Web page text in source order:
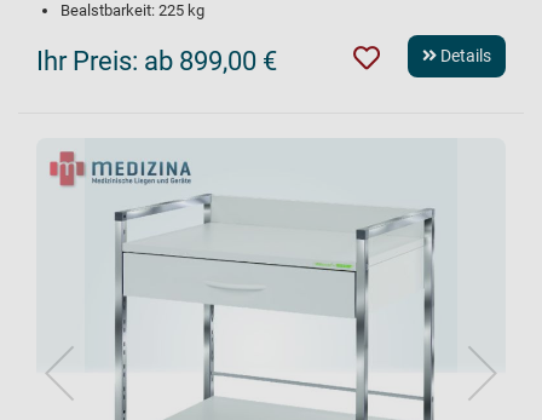
Bealstbarkeit: 225 kg
Ihr Preis: ab 899,00 € Details